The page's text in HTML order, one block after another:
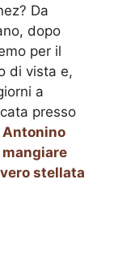
Da
dopo
per il
di vista e,
a
presso
Antonino
stellata